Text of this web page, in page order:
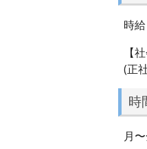
時
【
(正
時
月